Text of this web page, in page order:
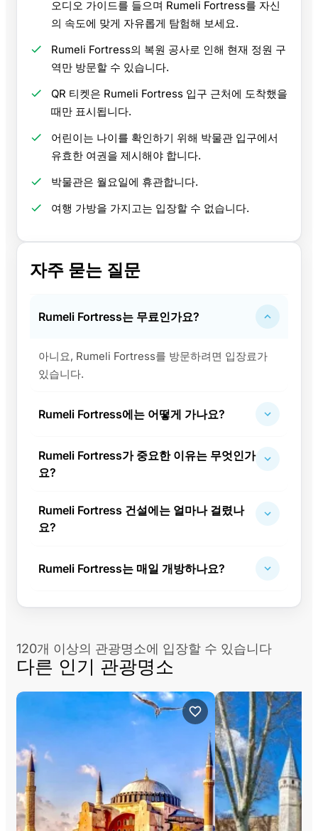
오디오 가이드를 들으며 Rumeli Fortress를 자신
의 속도에 맞게 자유롭게 탐험해 보세요.
Rumeli Fortress의 복원 공사로 인해 현재 정원 구
역만 방문할 수 있습니다.
QR 티켓은 Rumeli Fortress 입구 근처에 도착했을
때만 표시됩니다.
어린이는 나이를 확인하기 위해 박물관 입구에서
유효한 여권을 제시해야 합니다.
박물관은 월요일에 휴관합니다.
여행 가방을 가지고는 입장할 수 없습니다.
자주 묻는 질문
Rumeli Fortress는 무료인가요?
아니요, Rumeli Fortress를 방문하려면 입장료가
있습니다.
Rumeli Fortress에는 어떻게 가나요?
Rumeli Fortress가 중요한 이유는 무엇인가
요?
Rumeli Fortress 건설에는 얼마나 걸렸나
요?
Rumeli Fortress는 매일 개방하나요?
120개 이상의 관광명소에 입장할 수 있습니다
다른 인기 관광명소